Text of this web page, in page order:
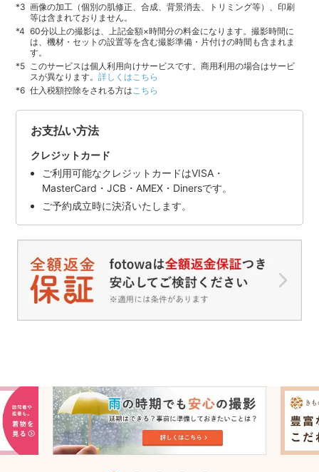
画像の加工（個別の肌修正、合成、背景消去、トリミング等）、印刷
等は含まれておりません。
60分以上の撮影は、上記金額×時間分の料金になります。撮影時間に
は、機材・セットの設置等を含む撮影準備・片付けの時間も含まれま
す。
このサービスは個人利用向けサービスです。商用利用の場合はサービ
スが異なります。詳しくはこちら
仕入税額控除をされる方はこちら
お支払い方法
クレジットカード
ご利用可能なクレジットカードはVISA・
MasterCard・JCB・AMEX・Dinersです。
ご予約成立時に決済いたします。